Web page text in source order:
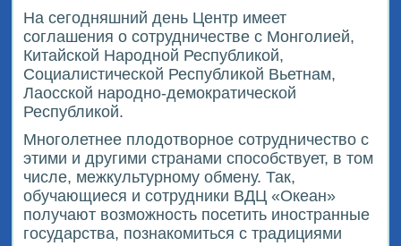
На сегодняшний день Центр имеет
соглашения о сотрудничестве с Монголией,
Китайской Народной Республикой,
Социалистической Республикой Вьетнам,
Лаосской народно-демократической
Республикой.
Многолетнее плодотворное сотрудничество с
этими и другими странами способствует, в том
числе, межкультурному обмену. Так,
обучающиеся и сотрудники ВДЦ «Океан»
получают возможность посетить иностранные
государства, познакомиться с традициями